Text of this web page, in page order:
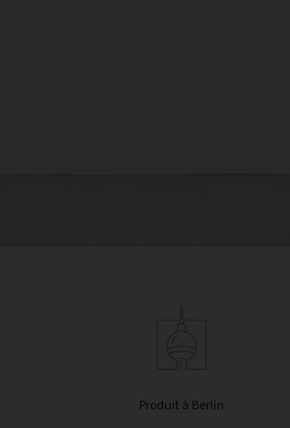
Produit à Berlin